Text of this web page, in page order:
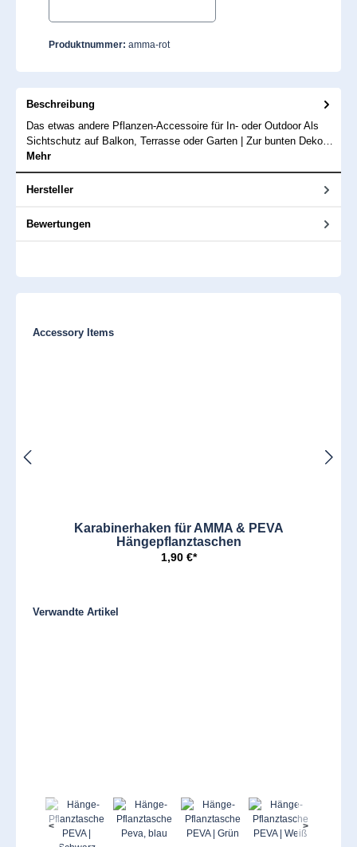
Produktnummer: amma-rot
Beschreibung
Das etwas andere Pflanzen-Accessoire für In- oder Outdoor Als
Sichtschutz auf Balkon, Terrasse oder Garten | Zur bunten Deko…
Mehr
Hersteller
Bewertungen
Produktgalerie überspringen
Accessory Items
Karabinerhaken für AMMA & PEVA
Hängepflanztaschen
1,90 €*
Produktgalerie überspringen
Verwandte Artikel
< >